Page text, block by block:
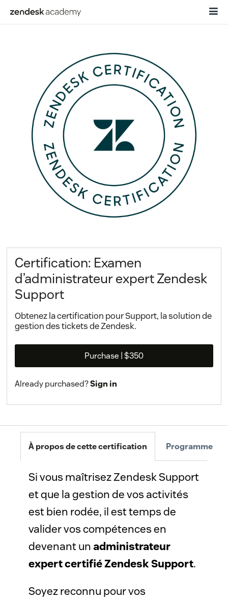
Certification: Examen
d’administrateur expert Zendesk
Support
Obtenez la certification pour Support, la solution de
gestion des tickets de Zendesk.
Purchase | $350
Already purchased?Sign in
À propos de cette certification
Si vous maîtrisez Zendesk Support
et que la gestion de vos activités
est bien rodée, il est temps de
valider vos compétences en
devenant un administrateur
expert certifié Zendesk Support
Soyez reconnu pour vos
Programme